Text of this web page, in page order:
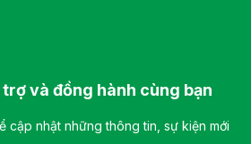
và đồng hành cùng bạn
cập nhật những thông tin, sự kiện mới